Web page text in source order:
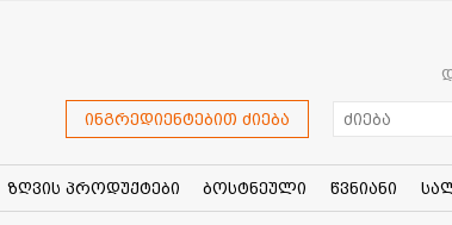
ინგრედიენტებით ძიება
ზღვის პროდუქტები ბოსტნეული წვნიანი